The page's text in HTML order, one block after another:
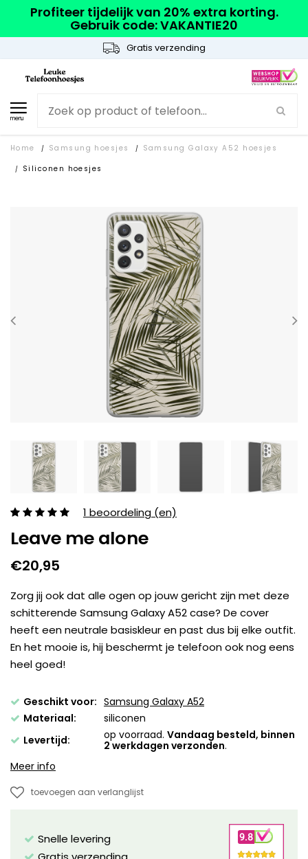
Profiteer tijdelijk van 20% extra korting.
Gebruik code: VAKANTIE20
Gratis verzending
menu
Home / Samsung hoesjes / Samsung Galaxy A52 hoesjes
/ Siliconen hoesjes
1 beoordeling (en)
Leave me alone
€20,95
Zorg jij ook dat alle ogen op jouw gericht zijn met deze
schitterende Samsung Galaxy A52 case? De cover
heeft een neutrale basiskleur en past dus bij elke outfit.
En het mooie is, hij beschermt je telefoon ook nog eens
heel goed!
Geschikt voor: Samsung Galaxy A52
Materiaal:
siliconen
Levertijd:
op voorraad. Vandaag besteld, binnen
2 werkdagen verzonden.
Meer info
toevoegen aan verlanglijst
Snelle levering